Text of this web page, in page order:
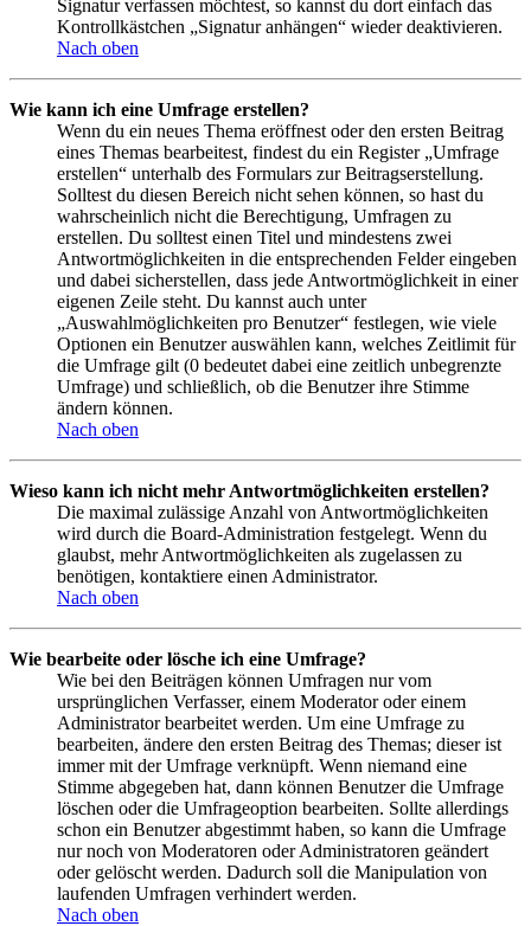
Signatur verfassen möchtest, so kannst du dort einfach das
Kontrollkästchen „Signatur anhängen“ wieder deaktivieren.
Nach oben
Wie kann ich eine Umfrage erstellen?
Wenn du ein neues Thema eröffnest oder den ersten Beitrag
eines Themas bearbeitest, findest du ein Register „Umfrage
erstellen“ unterhalb des Formulars zur Beitragserstellung.
Solltest du diesen Bereich nicht sehen können, so hast du
wahrscheinlich nicht die Berechtigung, Umfragen zu
erstellen. Du solltest einen Titel und mindestens zwei
Antwortmöglichkeiten in die entsprechenden Felder eingeben
und dabei sicherstellen, dass jede Antwortmöglichkeit in einer
eigenen Zeile steht. Du kannst auch unter
„Auswahlmöglichkeiten pro Benutzer“ festlegen, wie viele
Optionen ein Benutzer auswählen kann, welches Zeitlimit für
die Umfrage gilt (0 bedeutet dabei eine zeitlich unbegrenzte
Umfrage) und schließlich, ob die Benutzer ihre Stimme
ändern können.
Nach oben
Wieso kann ich nicht mehr Antwortmöglichkeiten erstellen?
Die maximal zulässige Anzahl von Antwortmöglichkeiten
wird durch die Board-Administration festgelegt. Wenn du
glaubst, mehr Antwortmöglichkeiten als zugelassen zu
benötigen, kontaktiere einen Administrator.
Nach oben
Wie bearbeite oder lösche ich eine Umfrage?
Wie bei den Beiträgen können Umfragen nur vom
ursprünglichen Verfasser, einem Moderator oder einem
Administrator bearbeitet werden. Um eine Umfrage zu
bearbeiten, ändere den ersten Beitrag des Themas; dieser ist
immer mit der Umfrage verknüpft. Wenn niemand eine
Stimme abgegeben hat, dann können Benutzer die Umfrage
löschen oder die Umfrageoption bearbeiten. Sollte allerdings
schon ein Benutzer abgestimmt haben, so kann die Umfrage
nur noch von Moderatoren oder Administratoren geändert
oder gelöscht werden. Dadurch soll die Manipulation von
laufenden Umfragen verhindert werden.
Nach oben